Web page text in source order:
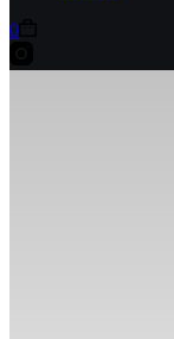
Warenkorb
0